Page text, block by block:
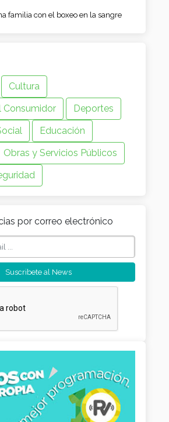
familia con el boxeo en la sangre
Cultura
Consumidor
Deportes
Educación
Obras y Servicios Públicos
por correo electrónico